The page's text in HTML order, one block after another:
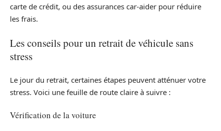
carte de crédit, ou des assurances car-aider pour réduire
les frais.
Les conseils pour un retrait de véhicule sans
stress
Le jour du retrait, certaines étapes peuvent atténuer votre
stress. Voici une feuille de route claire à suivre :
Vérification de la voiture